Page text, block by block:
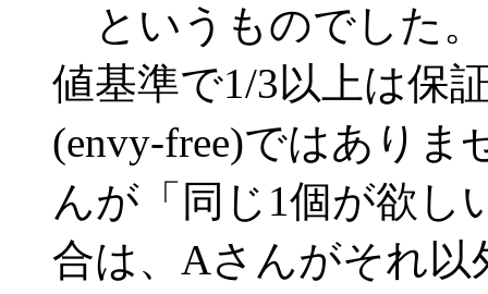
というものでした
値基準で1/3以上は保
(envy-free)ではあり
んが「同じ1個が欲し
合は、Aさんがそれ